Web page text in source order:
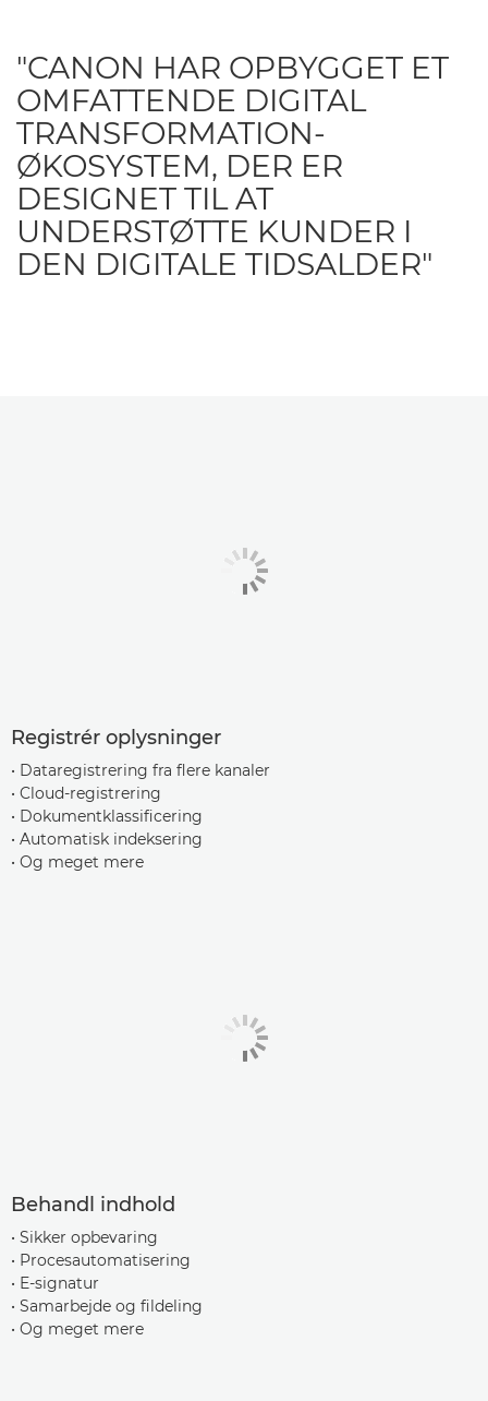
"CANON HAR OPBYGGET ET
OMFATTENDE DIGITAL
TRANSFORMATION-
ØKOSYSTEM, DER ER
DESIGNET TIL AT
UNDERSTØTTE KUNDER I
DEN DIGITALE TIDSALDER"
Registrér oplysninger
• Dataregistrering fra flere kanaler
• Cloud-registrering
• Dokumentklassificering
• Automatisk indeksering
• Og meget mere
Behandl indhold
• Sikker opbevaring
• Procesautomatisering
• E-signatur
• Samarbejde og fildeling
• Og meget mere